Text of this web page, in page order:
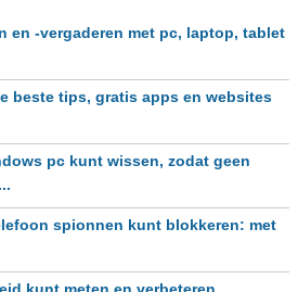
en -vergaderen met pc, laptop, tablet
beste tips, gratis apps en websites
pc kunt wissen, zodat geen
spionnen kunt blokkeren: met